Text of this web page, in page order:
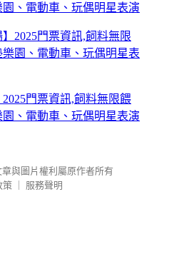
、電動車、玩偶明星表演
門票資訊,飼料無限餵
、電動車、玩偶明星表演
章與圖片權利屬原作者所有
策
服務聲明